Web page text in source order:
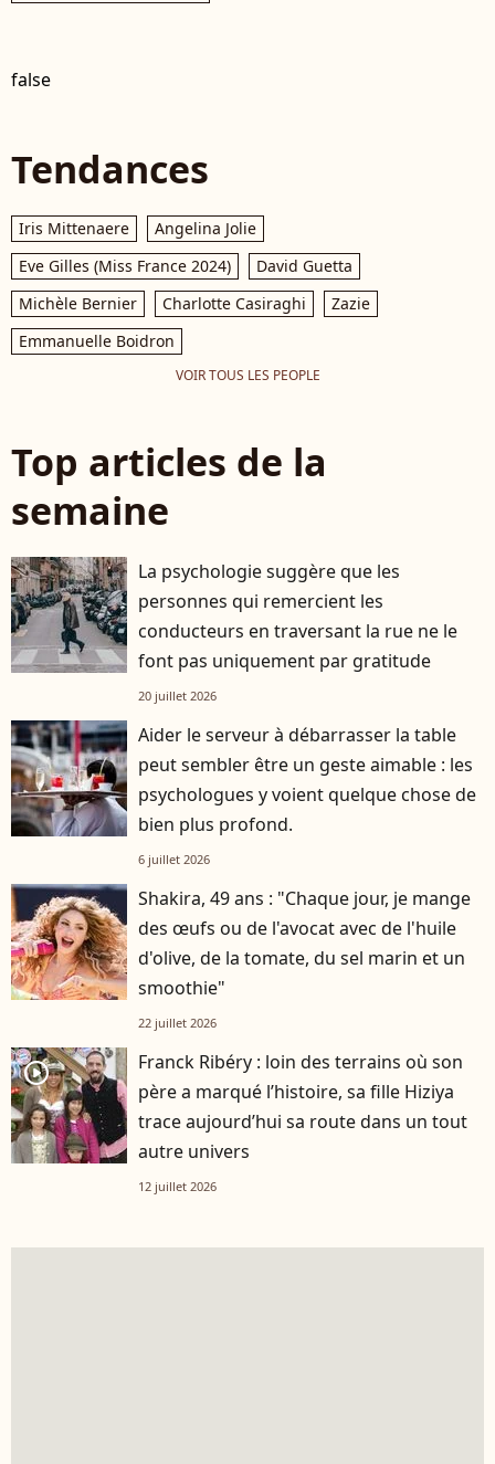
false
Tendances
Iris Mittenaere
Angelina Jolie
Eve Gilles (Miss France 2024)
David Guetta
Michèle Bernier
Charlotte Casiraghi
Zazie
Emmanuelle Boidron
VOIR TOUS LES PEOPLE
Top articles de la
semaine
La psychologie suggère que les
personnes qui remercient les
conducteurs en traversant la rue ne le
font pas uniquement par gratitude
20 juillet 2026
Aider le serveur à débarrasser la table
peut sembler être un geste aimable : les
psychologues y voient quelque chose de
bien plus profond.
6 juillet 2026
Shakira, 49 ans : "Chaque jour, je mange
des œufs ou de l'avocat avec de l'huile
d'olive, de la tomate, du sel marin et un
smoothie"
22 juillet 2026
player2
Franck Ribéry : loin des terrains où son
père a marqué l’histoire, sa fille Hiziya
trace aujourd’hui sa route dans un tout
autre univers
12 juillet 2026